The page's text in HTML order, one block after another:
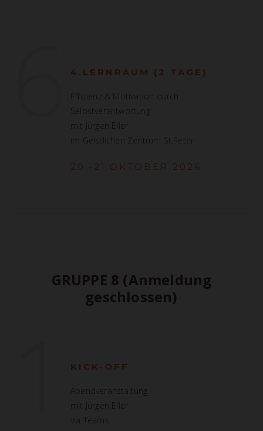
4.LERNRAUM (2 TAGE)
Effizienz & Motivation durch
Selbstverantwortung
mit Jürgen Eller
im Geistlichen Zentrum St.Peter
20.-21.OKTOBER 2026
GRUPPE 8 (Anmeldung
geschlossen)
KICK-OFF
Abendveranstaltung
mit Jürgen Eller
via Teams